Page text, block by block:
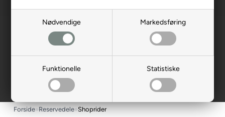
Nødvendige Markedsføring
Funktionelle Statistiske
Forside»Reservedele»Shoprider